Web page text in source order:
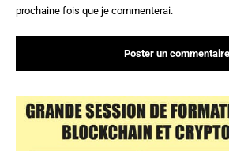
prochaine fois que je commenterai.